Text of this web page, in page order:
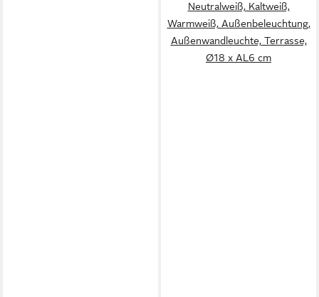
Neutralweiß, Kaltweiß,
Warmweiß, Außenbeleuchtung,
Außenwandleuchte, Terrasse,
Ø18 x AL6 cm